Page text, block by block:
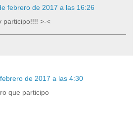
febrero de 2017 a las 16:26
participo!!!! >-<
de 2017 a las 4:30
que participo